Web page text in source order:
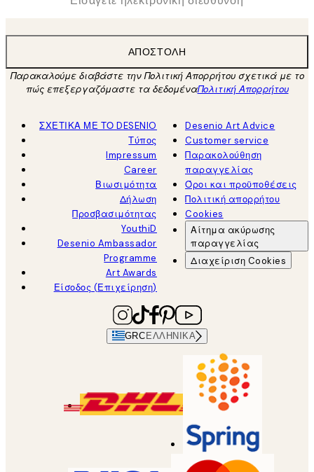
ΑΠΟΣΤΟΛΉ
Παρακαλούμε διαβάστε την Πολιτική Απορρήτου σχετικά με το
πώς επεξεργαζόμαστε τα δεδομέναΠολιτική Απορρήτου
ΣΧΕΤΙΚΑ ΜΕ ΤΟ DESENIO
Τύπος
Impressum
Career
Βιωσιμότητα
Δήλωση
Προσβασιμότητας
YouthiD
Desenio Ambassador
Programme
Art Awards
Είσοδος (Επιχείρηση)
Desenio Art Advice
Customer service
Παρακολούθηση
παραγγελίας
Όροι και προϋποθέσεις
Πολιτική απορρήτου
Cookies
Αίτημα ακύρωσης
παραγγελίας
Διαχείριση Cookies
GRC ΕΛΛΗΝΙΚΆ